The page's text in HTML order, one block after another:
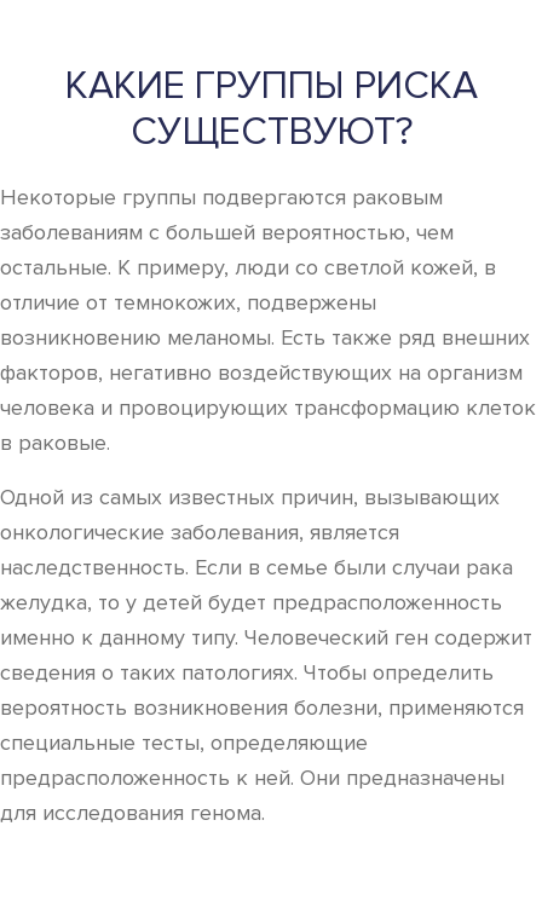
КАКИЕ ГРУППЫ РИСКА
СУЩЕСТВУЮТ?
Некоторые группы подвергаются раковым
заболеваниям с большей вероятностью, чем
остальные. К примеру, люди со светлой кожей, в
отличие от темнокожих, подвержены
возникновению меланомы. Есть также ряд внешних
факторов, негативно воздействующих на организм
человека и провоцирующих трансформацию клеток
в раковые.
Одной из самых известных причин, вызывающих
онкологические заболевания, является
наследственность. Если в семье были случаи рака
желудка, то у детей будет предрасположенность
именно к данному типу. Человеческий ген содержит
сведения о таких патологиях. Чтобы определить
вероятность возникновения болезни, применяются
специальные тесты, определяющие
предрасположенность к ней. Они предназначены
для исследования генома.